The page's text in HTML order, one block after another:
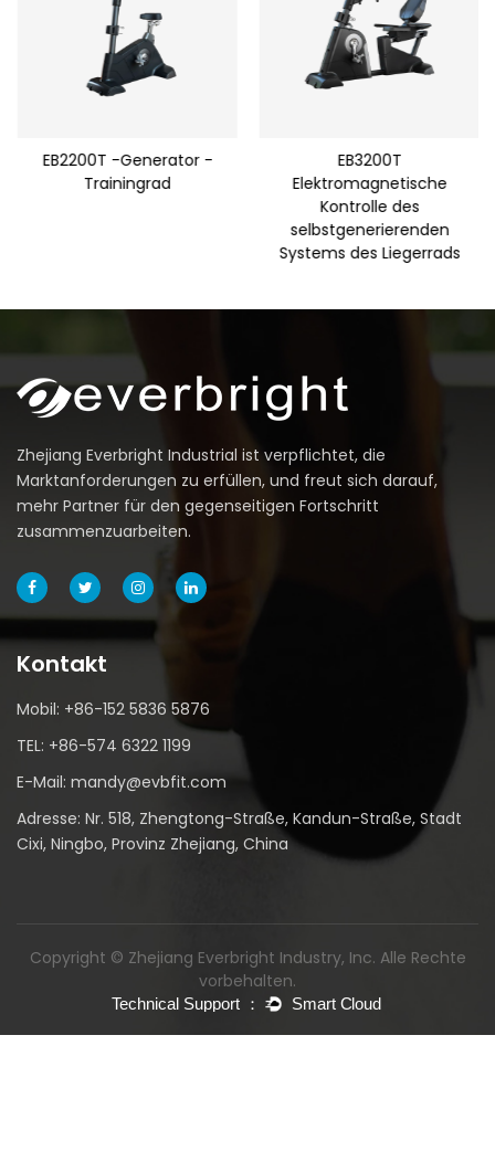
EB2200T -Generator -
Trainingrad
EB3200T
Elektromagnetische
Kontrolle des
selbstgenerierenden
Systems des Liegerrads
Zhejiang Everbright Industrial ist verpflichtet, die
Marktanforderungen zu erfüllen, und freut sich darauf,
mehr Partner für den gegenseitigen Fortschritt
zusammenzuarbeiten.
Kontakt
Mobil: +86-152 5836 5876
TEL: +86-574 6322 1199
E-Mail: mandy@evbfit.com
Adresse: Nr. 518, Zhengtong-Straße, Kandun-Straße, Stadt
Cixi, Ningbo, Provinz Zhejiang, China
Copyright © Zhejiang Everbright Industry, Inc. Alle Rechte
vorbehalten.